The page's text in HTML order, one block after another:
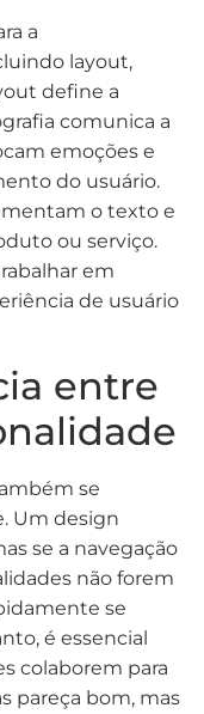
a
layout,
define a
comunica a
emoções e
do usuário.
o texto e
ou serviço.
em
de usuário
entre
se
Um design
se a navegação
não forem
se
é essencial
colaborem para
pareça bom, mas